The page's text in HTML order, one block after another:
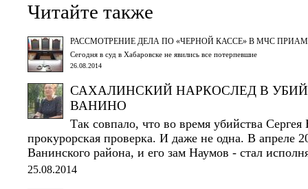
Читайте также
РАССМОТРЕНИЕ ДЕЛА ПО «ЧЕРНОЙ КАССЕ» В МЧС
Сегодня в суд в Хабаровске не явились все потерпевшие
26.08.2014
САХАЛИНСКИЙ НАРКОСЛЕД В
ВАНИНО
Так совпало, что во время убийства
прокурорская проверка. И даже не одна. В апреле
Ванинского района, и его зам Наумов - стал
25.08.2014